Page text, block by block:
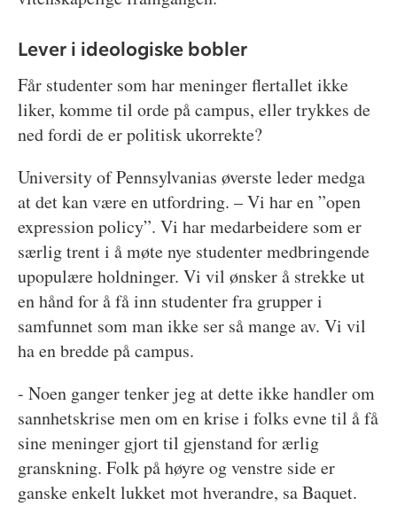
Lever i ideologiske bobler
Får studenter som har meninger flertallet ikke
liker, komme til orde på campus, eller trykkes de
ned fordi de er politisk ukorrekte?
University of Pennsylvanias øverste leder medga
at det kan være en utfordring. – Vi har en ”open
expression policy”. Vi har medarbeidere som er
særlig trent i å møte nye studenter medbringende
upopulære holdninger. Vi vil ønsker å strekke ut
en hånd for å få inn studenter fra grupper i
samfunnet som man ikke ser så mange av. Vi vil
ha en bredde på campus.
- Noen ganger tenker jeg at dette ikke handler om
sannhetskrise men om en krise i folks evne til å få
sine meninger gjort til gjenstand for ærlig
granskning. Folk på høyre og venstre side er
ganske enkelt lukket mot hverandre, sa Baquet.